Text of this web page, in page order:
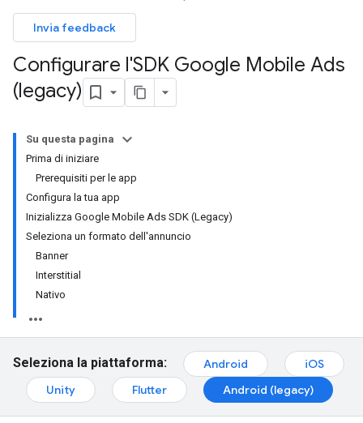
Invia feedback
Configurare l'SDK Google Mobile Ads
(legacy)
Su questa pagina
Prima di iniziare
Prerequisiti per le app
Configura la tua app
Inizializza Google Mobile Ads SDK (Legacy)
Seleziona un formato dell'annuncio
Banner
Interstitial
Nativo
Seleziona la piattaforma: Android
iOS
Unity
Flutter Android (legacy)